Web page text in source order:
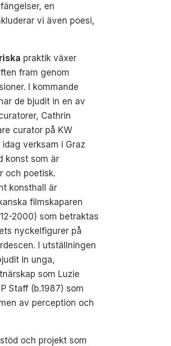
en
vi även poesi,
praktik växer
fram genom
I kommande
de bjudit in en av
Cathrin
curator på KW
verksam i Graz
konst som är
och poetisk.
konsthall är
filmskaparen
2000) som betraktas
nyckelfigurer på
I utställningen
in unga,
som Luzie
Staff (b.1987) som
av perception och
och projekt som